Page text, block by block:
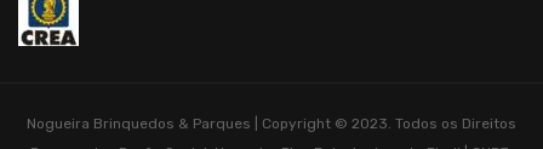
Nogueira Brinquedos & Parques | Copyright © 2023. Todos os Direitos